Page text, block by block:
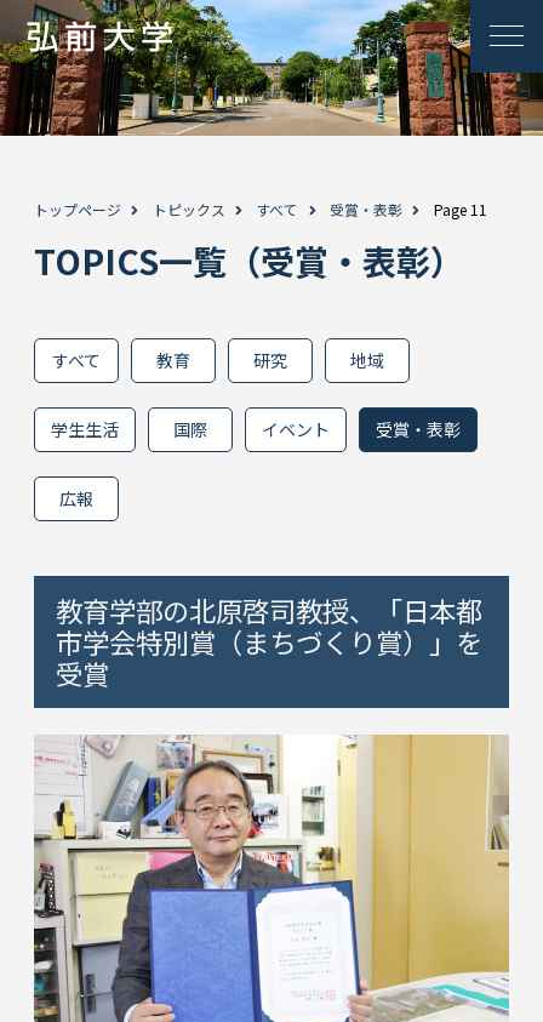
トップページ トピックス すべて 受賞・表彰 Page 11
TOPICS一覧（受賞・表彰）
すべて 教育 研究 地域
学生生活 国際 イベント 受賞・表彰
広報
教育学部の北原啓司教授、「日本都
市学会特別賞（まちづくり賞）」を
受賞